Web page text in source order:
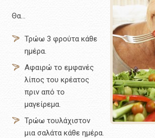
Θα…
Τρώω 3 φρούτα κάθε
ημέρα.
Αφαιρώ το εμφανές
λίπος του κρέατος
πριν από το
μαγείρεμα.
Τρώω τουλάχιστον
μια σαλάτα κάθε ημέρα.